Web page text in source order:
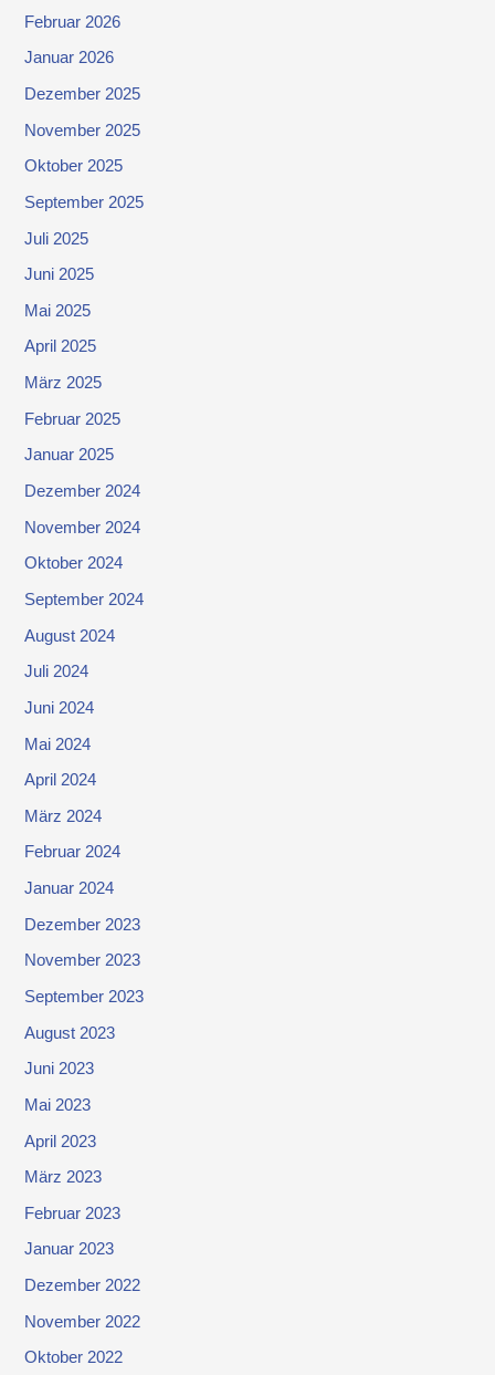
Februar 2026
Januar 2026
Dezember 2025
November 2025
Oktober 2025
September 2025
Juli 2025
Juni 2025
Mai 2025
April 2025
März 2025
Februar 2025
Januar 2025
Dezember 2024
November 2024
Oktober 2024
September 2024
August 2024
Juli 2024
Juni 2024
Mai 2024
April 2024
März 2024
Februar 2024
Januar 2024
Dezember 2023
November 2023
September 2023
August 2023
Juni 2023
Mai 2023
April 2023
März 2023
Februar 2023
Januar 2023
Dezember 2022
November 2022
Oktober 2022